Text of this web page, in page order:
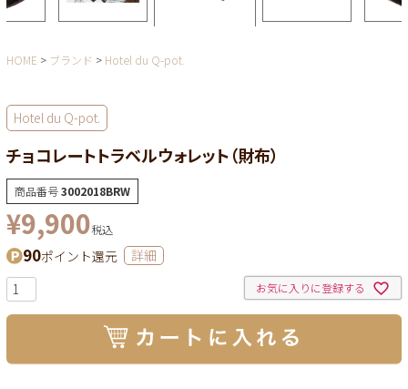
HOME ブランド Hotel du Q-pot.
Hotel du Q-pot.
チョコレートトラベルウォレット（財布）
商品番号3002018BRW
¥9,900税込
90ポイント還元 詳細
お気に入りに登録する